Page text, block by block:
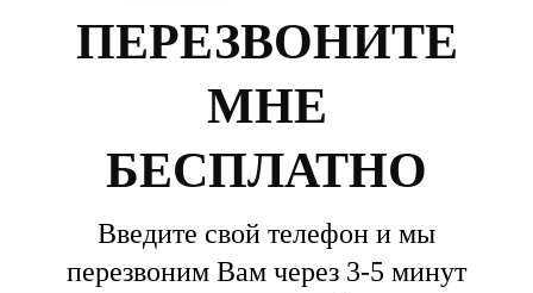
ПЕРЕЗВОНИТЕ
МНЕ
БЕСПЛАТНО
Введите свой телефон и мы
перезвоним Вам через 3-5 минут